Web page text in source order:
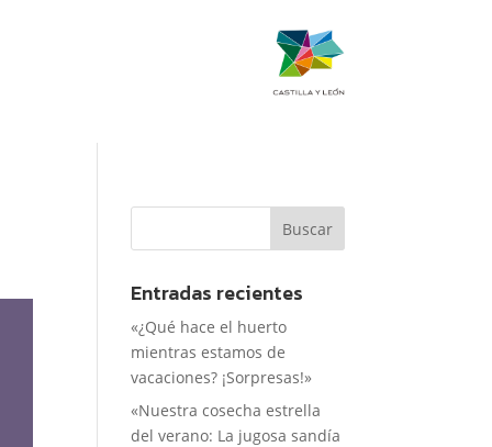
Entradas recientes
«¿Qué hace el huerto
mientras estamos de
vacaciones? ¡Sorpresas!»
«Nuestra cosecha estrella
del verano: La jugosa sandía